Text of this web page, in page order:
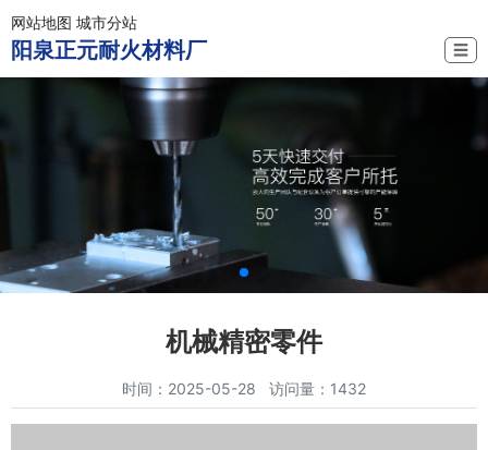
网站地图 城市分站
阳泉正元耐火材料厂 ☰
机械精密零件
时间：2025-05-28 访问量：1432